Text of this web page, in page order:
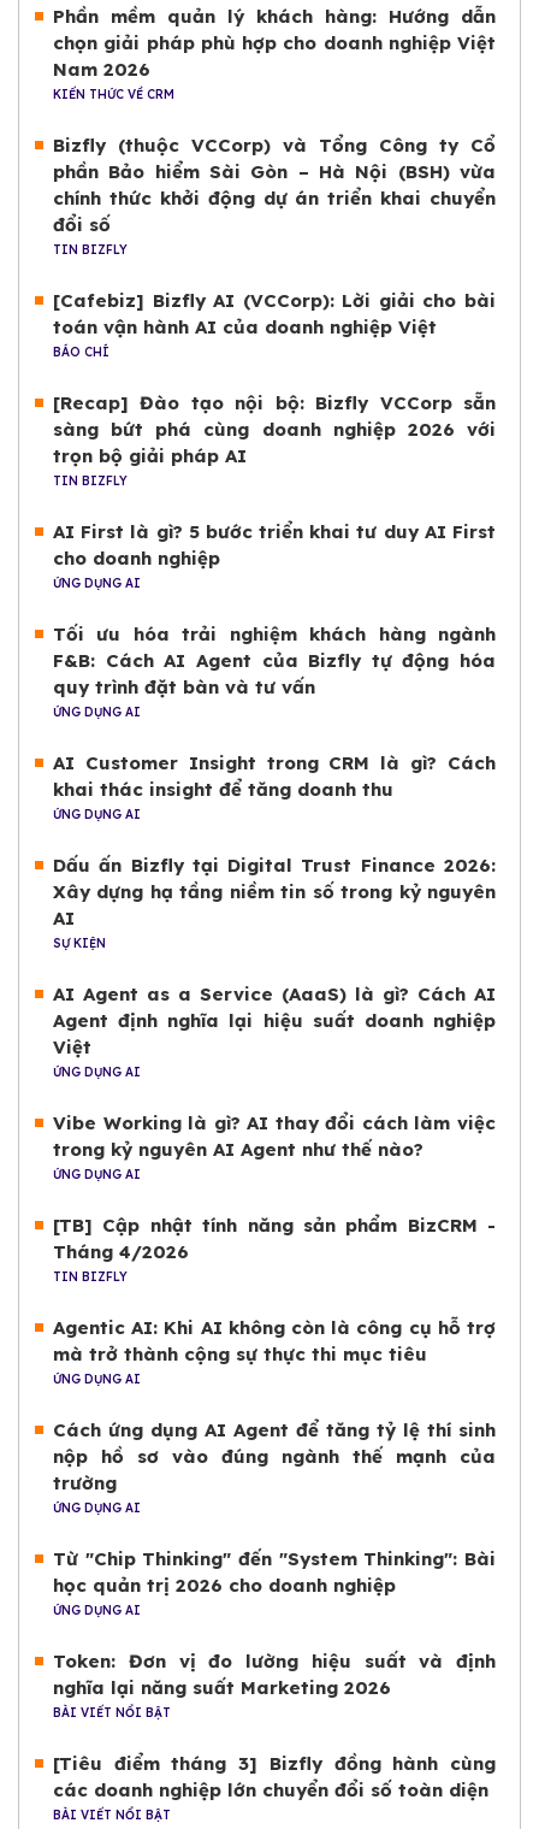
Phần mềm quản lý khách hàng: Hướng dẫn
chọn giải pháp phù hợp cho doanh nghiệp Việt
Nam 2026
KIẾN THỨC VỀ CRM
Bizfly (thuộc VCCorp) và Tổng Công ty Cổ
phần Bảo hiểm Sài Gòn – Hà Nội (BSH) vừa
chính thức khởi động dự án triển khai chuyển
đổi số
TIN BIZFLY
[Cafebiz] Bizfly AI (VCCorp): Lời giải cho bài
toán vận hành AI của doanh nghiệp Việt
BÁO CHÍ
[Recap] Đào tạo nội bộ: Bizfly VCCorp sẵn
sàng bứt phá cùng doanh nghiệp 2026 với
trọn bộ giải pháp AI
TIN BIZFLY
AI First là gì? 5 bước triển khai tư duy AI First
cho doanh nghiệp
ỨNG DỤNG AI
Tối ưu hóa trải nghiệm khách hàng ngành
F&B: Cách AI Agent của Bizfly tự động hóa
quy trình đặt bàn và tư vấn
ỨNG DỤNG AI
AI Customer Insight trong CRM là gì? Cách
khai thác insight để tăng doanh thu
ỨNG DỤNG AI
Dấu ấn Bizfly tại Digital Trust Finance 2026:
Xây dựng hạ tầng niềm tin số trong kỷ nguyên
AI
SỰ KIỆN
AI Agent as a Service (AaaS) là gì? Cách AI
Agent định nghĩa lại hiệu suất doanh nghiệp
Việt
ỨNG DỤNG AI
Vibe Working là gì? AI thay đổi cách làm việc
trong kỷ nguyên AI Agent như thế nào?
ỨNG DỤNG AI
[TB] Cập nhật tính năng sản phẩm BizCRM -
Tháng 4/2026
TIN BIZFLY
Agentic AI: Khi AI không còn là công cụ hỗ trợ
mà trở thành cộng sự thực thi mục tiêu
ỨNG DỤNG AI
Cách ứng dụng AI Agent để tăng tỷ lệ thí sinh
nộp hồ sơ vào đúng ngành thế mạnh của
trường
ỨNG DỤNG AI
Từ "Chip Thinking" đến "System Thinking": Bài
học quản trị 2026 cho doanh nghiệp
ỨNG DỤNG AI
Token: Đơn vị đo lường hiệu suất và định
nghĩa lại năng suất Marketing 2026
BÀI VIẾT NỔI BẬT
[Tiêu điểm tháng 3] Bizfly đồng hành cùng
các doanh nghiệp lớn chuyển đổi số toàn diện
BÀI VIẾT NỔI BẬT